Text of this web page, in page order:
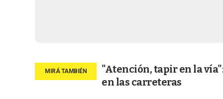
"Atención, tapir en la
en las carreteras